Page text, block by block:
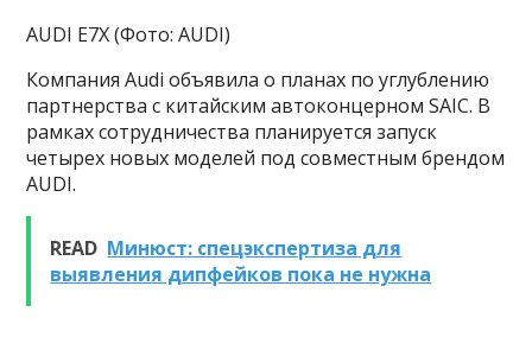
AUDI E7X (Фото: AUDI)
Компания Audi объявила о планах по углублению
партнерства с китайским автоконцерном SAIC. В
рамках сотрудничества планируется запуск
четырех новых моделей под совместным брендом
AUDI.
READ Минюст: спецэкспертиза для
выявления дипфейков пока не нужна